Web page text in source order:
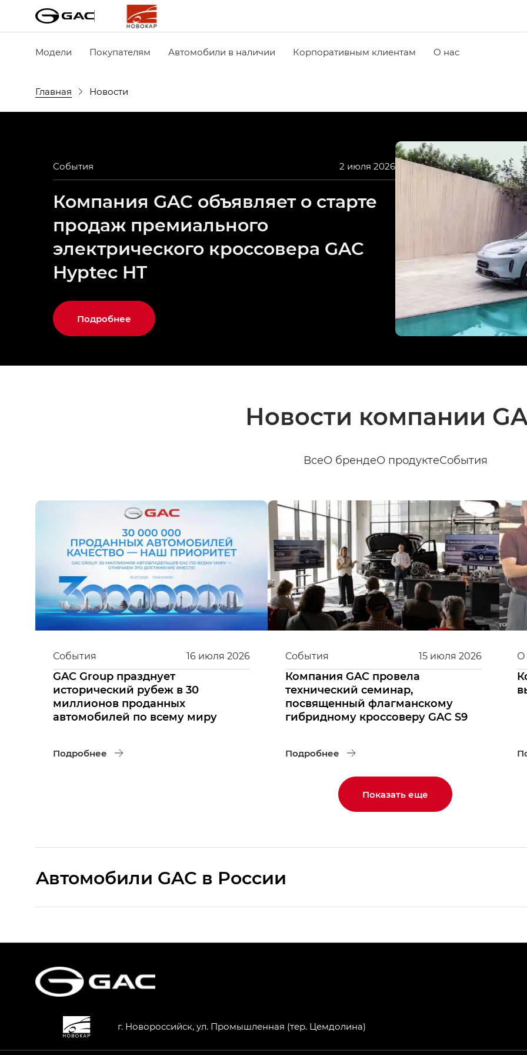
Модели Покупателям Автомобили в наличии Корпоративным клиентам О нас
Главная Новости
События 2 июля 2026
Компания GAC объявляет о старте
продаж премиального
электрического кроссовера GAC
Hyptec HT
Подробнее
Новости компании
ВсеО брендеО продуктеСобытия
16 июля 2026
События
GAC Group празднует
исторический рубеж в 30
миллионов проданных
автомобилей по всему миру
Подробнее
15 июля 2026
События
Компания GAC провела
технический семинар,
посвященный флагманскому
гибридному кроссоверу GAC S9
Подробнее
О
Показать еще
Aвтомобили GAC в России
HYPTEC HT — Хайптек Эйч Ти (HYPTEC HT) в комплектации Экс ПРЕМИУМ — EX PREMIUM
GS8 — Джи Эс 8 (GS8) в комплектациях Джи Эс 8 ТРЭВЕЛЛЕР — GS8 TRAVELLER, Джи Икс
г. Новороссийск, ул. Промышленная (тер. Цемдолина)